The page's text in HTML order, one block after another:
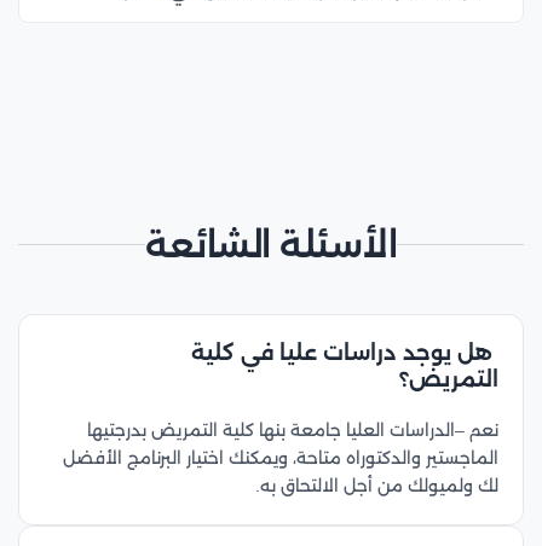
الأسئلة الشائعة
هل يوجد دراسات عليا في كلية
التمريض؟
نعم –الدراسات العليا جامعة بنها كلية التمريض بدرجتيها
الماجستير والدكتوراه متاحة، ويمكنك اختيار البرنامج الأفضل
لك ولميولك من أجل الالتحاق به.